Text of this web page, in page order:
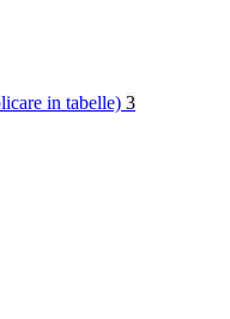
in tabelle) 3